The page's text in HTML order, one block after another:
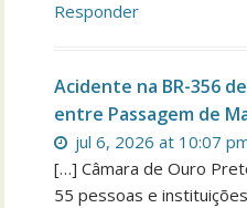
Responder
Acidente na BR-356
entre Passagem de
jul 6, 2026 at 10:07
[…] Câmara de Ouro
55 pessoas e